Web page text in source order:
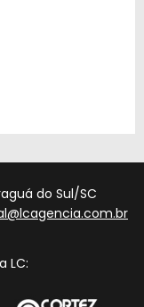
do Sul/SC
LC: